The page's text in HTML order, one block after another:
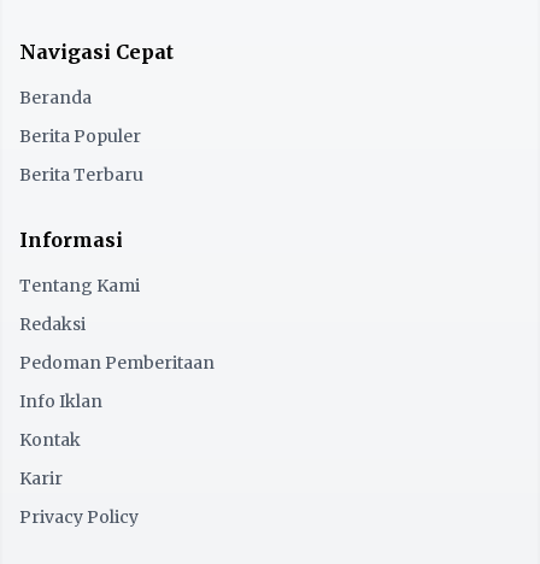
Navigasi Cepat
Beranda
Berita Populer
Berita Terbaru
Informasi
Tentang Kami
Redaksi
Pedoman Pemberitaan
Info Iklan
Kontak
Karir
Privacy Policy